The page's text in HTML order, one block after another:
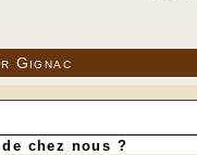
Gignac
chez nous ?